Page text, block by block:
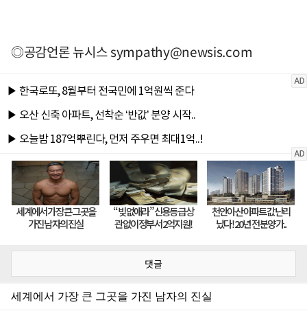
◎공감언론 뉴시스sympathy@newsis.com
댓글